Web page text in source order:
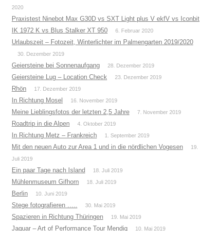
2020
Praxistest Ninebot Max G30D vs SXT Light plus V ekfV vs Iconbit
IK 1972 K vs Blus Stalker XT 950
6. Februar 2020
Urlaubszeit – Fotozeit, Winterlichter im Palmengarten 2019/2020
30. Dezember 2019
Geiersteine bei Sonnenaufgang 28. Dezember 2019
Geiersteine Lug – Location Check 23. Dezember 2019
Rhön 17. Dezember 2019
In Richtung Mosel 16. November 2019
Meine Lieblingsfotos der letzten 2,5 Jahre 7. November 2019
Roadtrip in die Alpen 4. Oktober 2019
In Richtung Metz – Frankreich 1. September 2019
Mit den neuen Auto zur Area 1 und in die nördlichen Vogesen
19.
Juli 2019
Ein paar Tage nach Island 18. Juli 2019
Mühlenmuseum Gifhorn 18. Juli 2019
Berlin 10. Juni 2019
Stege fotografieren ….. 30. Mai 2019
Spazieren in Richtung Thüringen 19. Mai 2019
Jaguar – Art of Performance Tour Mendig 10. Mai 2019